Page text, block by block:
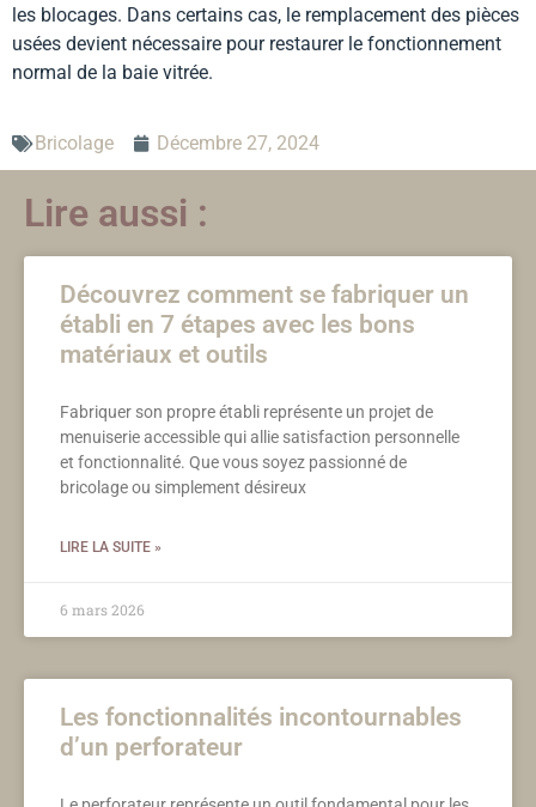
les blocages. Dans certains cas, le remplacement des pièces
usées devient nécessaire pour restaurer le fonctionnement
normal de la baie vitrée.
Bricolage Décembre 27, 2024
Lire aussi :
Découvrez comment se fabriquer un
établi en 7 étapes avec les bons
matériaux et outils
Fabriquer son propre établi représente un projet de
menuiserie accessible qui allie satisfaction personnelle
et fonctionnalité. Que vous soyez passionné de
bricolage ou simplement désireux
LIRE LA SUITE »
6 mars 2026
Les fonctionnalités incontournables
d’un perforateur